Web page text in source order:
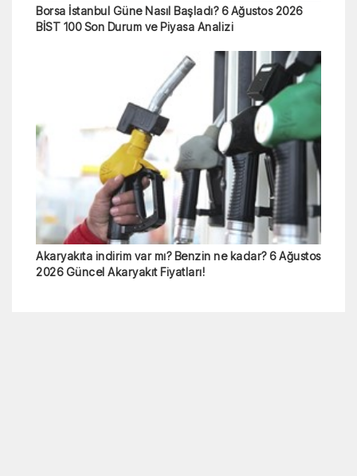
Borsa İstanbul Güne Nasıl Başladı? 6 Ağustos 2026
BİST 100 Son Durum ve Piyasa Analizi
Akaryakıta indirim var mı? Benzin ne kadar? 6 Ağustos
2026 Güncel Akaryakıt Fiyatları!